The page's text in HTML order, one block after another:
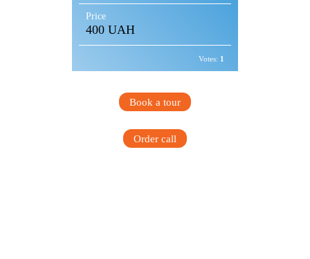
Price
400 UAH
Votes: 1
Book a tour
Order call